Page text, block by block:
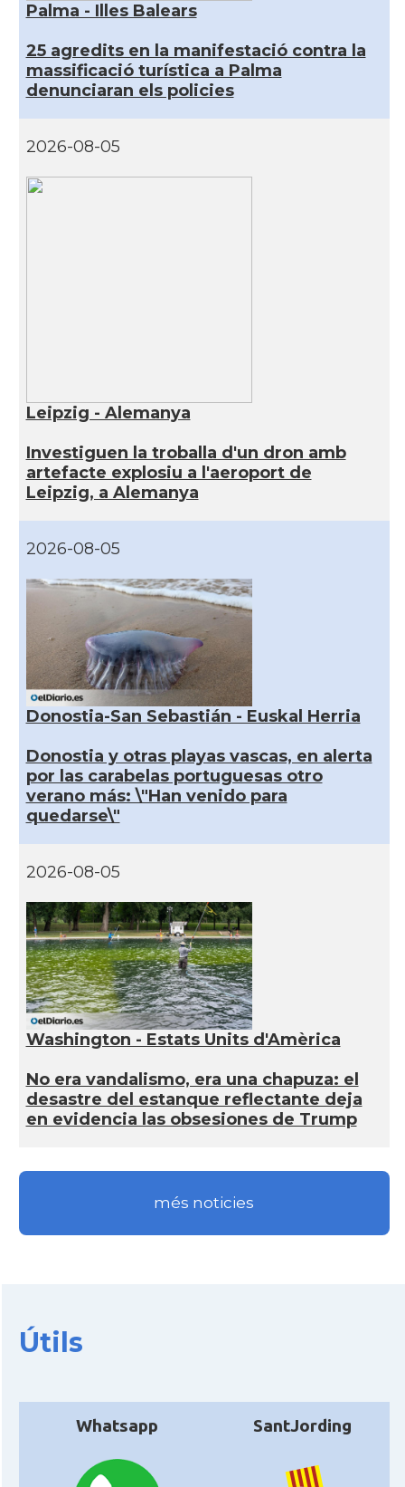
Palma - Illes Balears
25 agredits en la manifestació contra la
massificació turística a Palma
denunciaran els policies
2026-08-05
Leipzig - Alemanya
Investiguen la troballa d'un dron amb
artefacte explosiu a l'aeroport de
Leipzig, a Alemanya
2026-08-05
Donostia-San Sebastián - Euskal Herria
Donostia y otras playas vascas, en alerta
por las carabelas portuguesas otro
verano más: \"Han venido para
quedarse\"
2026-08-05
Washington - Estats Units d'Amèrica
No era vandalismo, era una chapuza: el
desastre del estanque reflectante deja
en evidencia las obsesiones de Trump
més noticies
Útils
Whatsapp SantJording